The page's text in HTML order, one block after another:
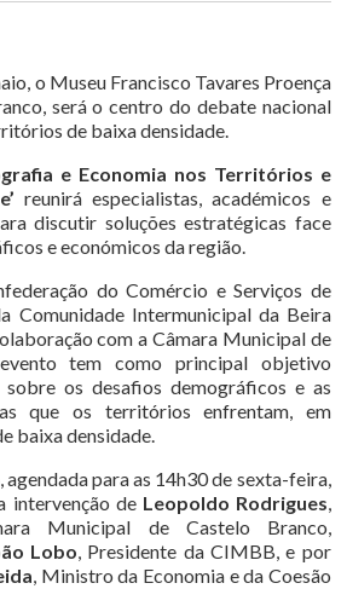
o Museu Francisco Tavares Proença
será o centro do debate nacional
de baixa densidade.
e Economia nos Territórios e
reunirá especialistas, académicos e
discutir soluções estratégicas face
e económicos da região.
do Comércio e Serviços de
Comunidade Intermunicipal da Beira
com a Câmara Municipal de
tem como principal objetivo
os desafios demográficos e as
que os territórios enfrentam, em
baixa densidade.
agendada para as 14h30 de sexta-feira,
intervenção de Leopoldo Rodrigues,
Municipal de Castelo Branco,
Lobo, Presidente da CIMBB, e por
, Ministro da Economia e da Coesão